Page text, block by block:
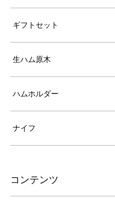
ギフトセット
生ハム原木
ハムホルダー
ナイフ
コンテンツ